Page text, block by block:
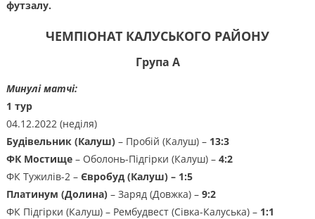
футзалу.
ЧЕМПІОНАТ КАЛУСЬКОГО РАЙОНУ
Група А
Минулі матчі:
1 тур
04.12.2022 (неділя)
Будівельник (Калуш)– Пробій (Калуш) –13:3
ФК Мостище– Оболонь-Підгірки (Калуш) – 4:2
ФК Тужилів-2 – Євробуд (Калуш) – 1:5
Платинум (Долина)– Заряд (Довжка) – 9:2
ФК Підгірки (Калуш) – Рембудвест (Сівка-Калуська) – 1:1